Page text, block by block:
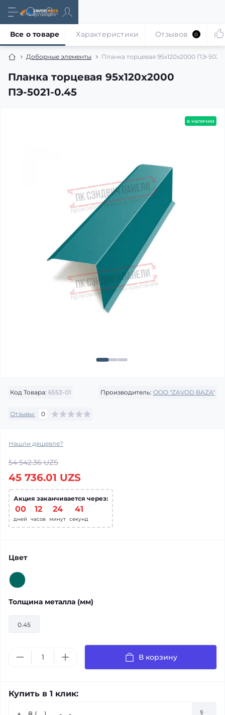
Доборные элементы Планка торцевая 95х120х2000 ПЭ-
Планка торцевая 95х120х2000
ПЭ-5021-0.45
Все о товаре Характеристики Отзывов 0
в наличии
Код Товара: 6553-01 Производитель: OOO "ZAVOD BAZA"
Отзывы: 0
Нашли дешевле?
54 542.36 UZS
45 736.01 UZS
Акция заканчивается через:
00
дней
12
часов
24
минут
41
секунд
Цвет
Толщина металла (мм)
0.45
В корзину
Купить в 1 клик: